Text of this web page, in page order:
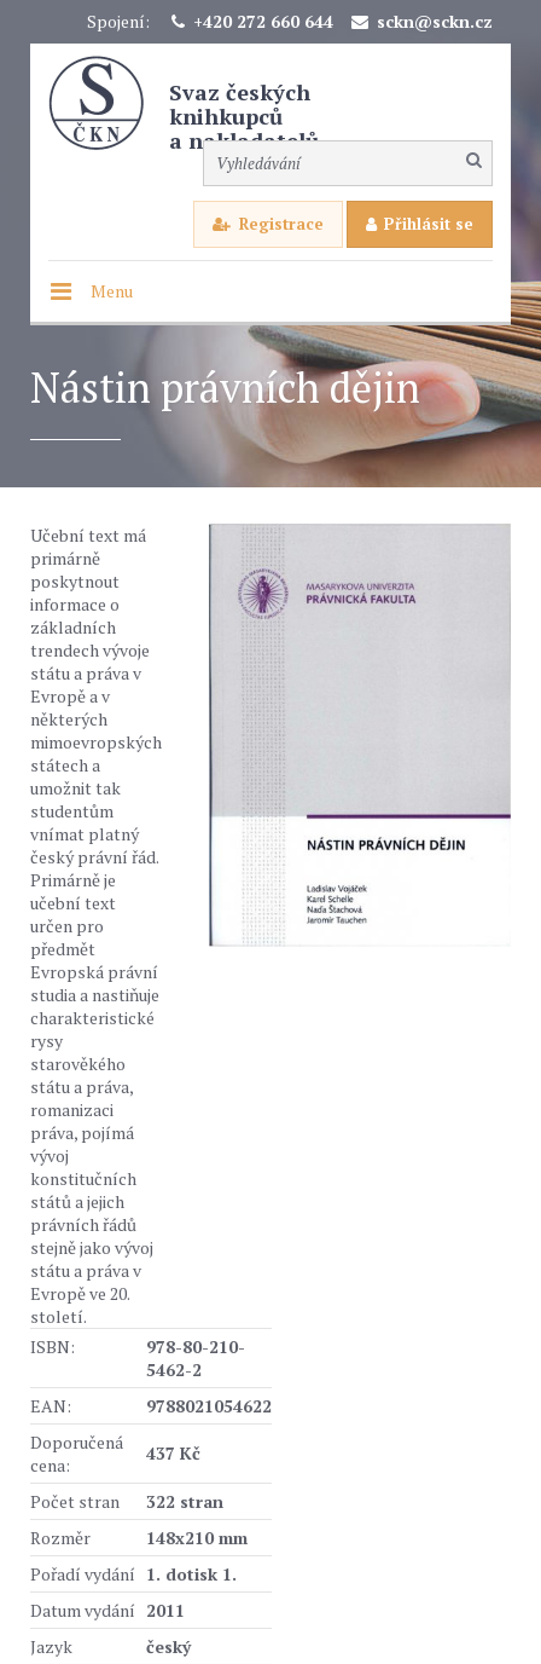
Spojení: +420 272 660 644 sckn@sckn.cz
Svaz českých
knihkupců
a nakladatelů
Registrace Přihlásit se
Menu
Nástin právních dějin
Učební text má
primárně
poskytnout
informace o
základních
trendech vývoje
státu a práva v
Evropě a v
některých
mimoevropských
státech a
umožnit tak
studentům
vnímat platný
český právní řád.
Primárně je
učební text
určen pro
předmět
Evropská právní
studia a nastiňuje
charakteristické
rysy
starověkého
státu a práva,
romanizaci
práva, pojímá
vývoj
konstitučních
států a jejich
právních řádů
stejně jako vývoj
státu a práva v
Evropě ve 20.
století.
ISBN:
978-80-210-
5462-2
EAN:
9788021054622
Doporučená
cena:
437 Kč
Počet stran
322 stran
Rozměr
148x210 mm
Pořadí vydání 1. dotisk 1.
Datum vydání 2011
Jazyk
český